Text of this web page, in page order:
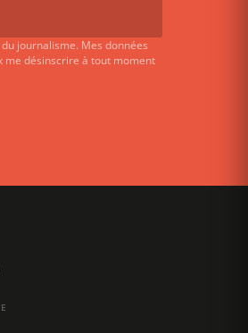
journalisme. Mes données
me désinscrire à tout moment